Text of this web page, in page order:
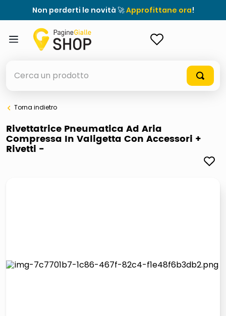
Non perderti le novità 🚀Approfittane ora!
elenchi telefonici
meme
pattumiera raccolta differenziata
Torna indietro
Rivettatrice Pneumatica Ad Aria
Compressa In Valigetta Con Accessori +
Rivetti -